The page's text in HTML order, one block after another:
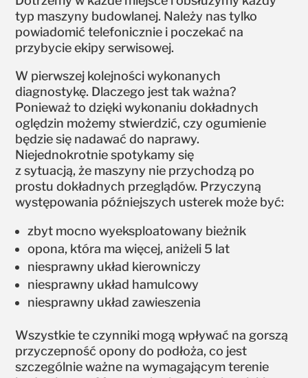
typ maszyny budowlanej. Należy nas tylko
powiadomić telefonicznie i poczekać na
przybycie ekipy serwisowej.
W pierwszej kolejności wykonanych
diagnostykę. Dlaczego jest tak ważna?
Ponieważ to dzięki wykonaniu dokładnych
oględzin możemy stwierdzić, czy ogumienie
będzie się nadawać do naprawy.
Niejednokrotnie spotykamy się
z sytuacją, że maszyny nie przychodzą po
prostu dokładnych przeglądów. Przyczyną
występowania późniejszych usterek może być:
zbyt mocno wyeksploatowany bieżnik
opona, która ma więcej, aniżeli 5 lat
niesprawny układ kierowniczy
niesprawny układ hamulcowy
niesprawny układ zawieszenia
Wszystkie te czynniki mogą wpływać na gorszą
przyczepność opony do podłoża, co jest
szczególnie ważne na wymagającym terenie